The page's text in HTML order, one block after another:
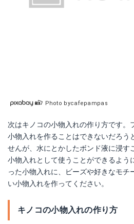
Photo bycafepampas
次はキノコの小物入れの作り方です。
小物入れを作ることはできないだろう
せんが、水にとかしたボンド液に浸す
小物入れとして使うことができるよう
った小物入れに、ビーズや好きなモチ
い小物入れを作ってください。
キノコの小物入れの作り方